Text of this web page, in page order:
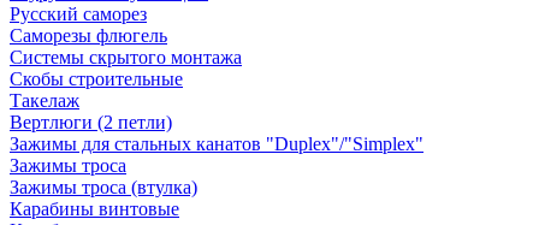
Русский саморез
Саморезы флюгель
Системы скрытого монтажа
Скобы строительные
Такелаж
Вертлюги (2 петли)
Зажимы для стальных канатов "Duplex"/"Simplex"
Зажимы троса
Зажимы троса (втулка)
Карабины винтовые